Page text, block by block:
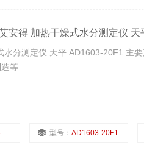
安得 加热干燥式水分测定仪 天
水分测定仪 天平 AD1603-20F1 主
等
型号： AD1603-20F1